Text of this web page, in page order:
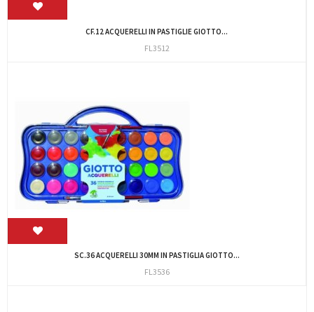
CF.12 ACQUERELLI IN PASTIGLIE GIOTTO...
FL3512
SC.36 ACQUERELLI 30MM IN PASTIGLIA GIOTTO...
FL3536